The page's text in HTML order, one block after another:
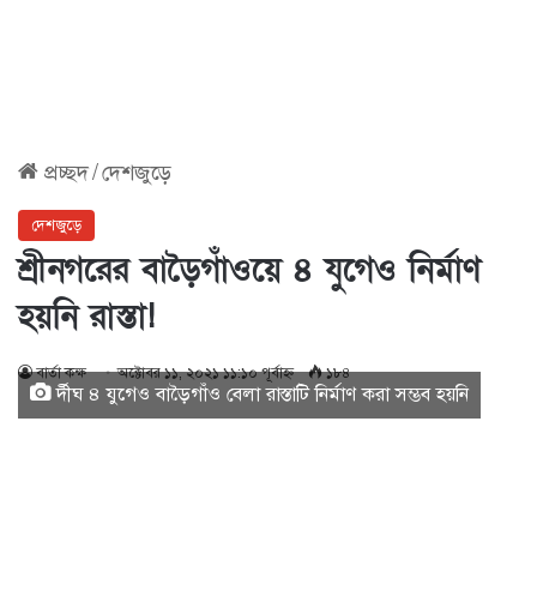
প্রচ্ছদ/দেশজুড়ে
দেশজুড়ে
শ্রীনগরের বাড়ৈগাঁওয়ে ৪ যুগেও নির্মাণ
হয়নি রাস্তা!
বার্তা কক্ষ অক্টোবর ১১, ২০২১ ১১:১০ পূর্বাহ্ণ ১৮৪
র্দীঘ ৪ যুগেও বাড়ৈগাঁও বেলা রাস্তাটি নির্মাণ করা সম্ভব হয়নি